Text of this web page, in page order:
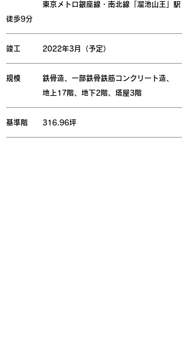
東京メトロ銀座線・南北線「溜池山王」駅
徒歩9分
竣工 2022年3月（予定）
規模 鉄骨造、一部鉄骨鉄筋コンクリート造、
地上17階、地下2階、塔屋3階
基準階 316.96坪